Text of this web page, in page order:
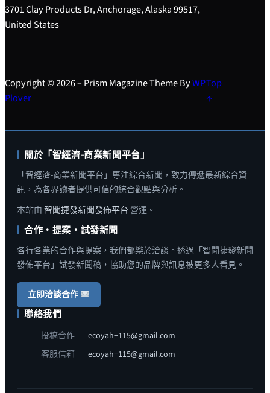
3701 Clay Products Dr, Anchorage, Alaska 99517,
United States
Copyright © 2026 – Prism Magazine Theme ByWP
Plover
Top
↑
關於「智經濟-商業新聞平台」
「智經濟-商業新聞平台」專注綜合新聞，致力傳遞最新綜合資
訊，為各界讀者提供可信的綜合觀點與分析。
本站由 智聞捷發新聞發佈平台 營運。
合作・提案・試發新聞
各行各業的合作與提案，我們都樂於洽談。透過「智聞捷發新聞
發佈平台」試發新聞稿，協助您的品牌與訊息被更多人看見。
立即洽談合作
聯絡我們
投稿合作
ecoyah+115@gmail.com
客服信箱
ecoyah+115@gmail.com